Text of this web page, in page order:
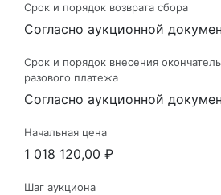
Срок и порядок возврата сбора
Согласно аукционной
Срок и порядок внесения
разового платежа
Согласно аукционной
Начальная цена
1 018 120,00 ₽
Шаг аукциона